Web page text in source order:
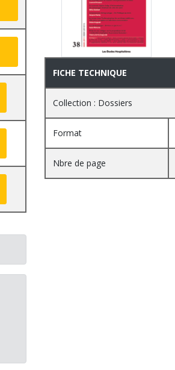
FICHE TECHNIQUE
Collection : Dossiers
Format
Nbre de page